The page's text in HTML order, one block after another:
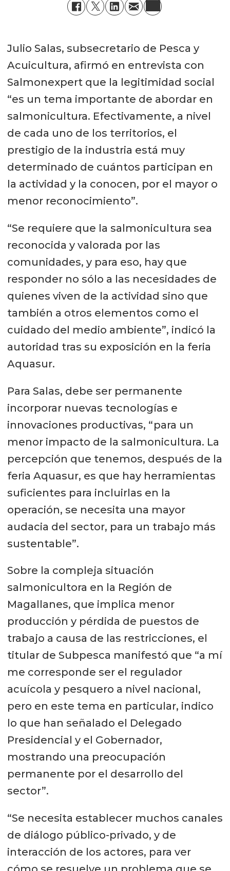
Julio Salas, subsecretario de Pesca y
Acuicultura, afirmó en entrevista con
Salmonexpert que la legitimidad social
“es un tema importante de abordar en
salmonicultura. Efectivamente, a nivel
de cada uno de los territorios, el
prestigio de la industria está muy
determinado de cuántos participan en
la actividad y la conocen, por el mayor o
menor reconocimiento”.
“Se requiere que la salmonicultura sea
reconocida y valorada por las
comunidades, y para eso, hay que
responder no sólo a las necesidades de
quienes viven de la actividad sino que
también a otros elementos como el
cuidado del medio ambiente”, indicó la
autoridad tras su exposición en la feria
Aquasur.
Para Salas, debe ser permanente
incorporar nuevas tecnologías e
innovaciones productivas, “para un
menor impacto de la salmonicultura. La
percepción que tenemos, después de la
feria Aquasur, es que hay herramientas
suficientes para incluirlas en la
operación, se necesita una mayor
audacia del sector, para un trabajo más
sustentable”.
Sobre la compleja situación
salmonicultora en la Región de
Magallanes, que implica menor
producción y pérdida de puestos de
trabajo a causa de las restricciones, el
titular de Subpesca manifestó que “a mí
me corresponde ser el regulador
acuícola y pesquero a nivel nacional,
pero en este tema en particular, indico
lo que han señalado el Delegado
Presidencial y el Gobernador,
mostrando una preocupación
permanente por el desarrollo del
sector”.
“Se necesita establecer muchos canales
de diálogo público-privado, y de
interacción de los actores, para ver